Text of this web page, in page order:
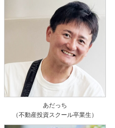
あだっち
（不動産投資スクール卒業生）